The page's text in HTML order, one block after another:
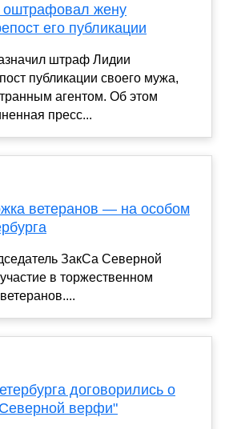
оштрафовал жену
его публикации
штраф Лидии
публикации своего мужа,
агентом. Об этом
пресс...
ветеранов — на особом
ЗакСа Северной
в торжественном
договорились о
верфи"